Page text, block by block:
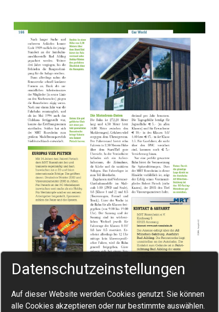
Datenschutzeinstellungen
Auf dieser Website werden Cookies genutzt. Sie können
alle Cookies akzeptieren oder nur bestimmte auswählen.